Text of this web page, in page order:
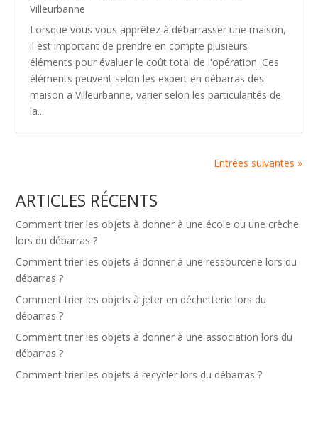
Villeurbanne
Lorsque vous vous apprêtez à débarrasser une maison,
il est important de prendre en compte plusieurs
éléments pour évaluer le coût total de l'opération. Ces
éléments peuvent selon les expert en débarras des
maison a Villeurbanne, varier selon les particularités de
la...
Entrées suivantes »
ARTICLES RÉCENTS
Comment trier les objets à donner à une école ou une crèche
lors du débarras ?
Comment trier les objets à donner à une ressourcerie lors du
débarras ?
Comment trier les objets à jeter en déchetterie lors du
débarras ?
Comment trier les objets à donner à une association lors du
débarras ?
Comment trier les objets à recycler lors du débarras ?